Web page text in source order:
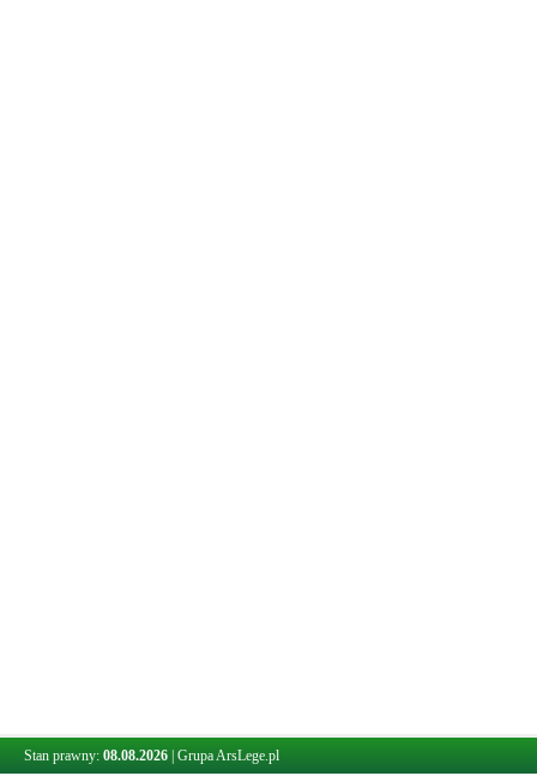
Stan prawny: 08.08.2026 Grupa ArsLege.pl